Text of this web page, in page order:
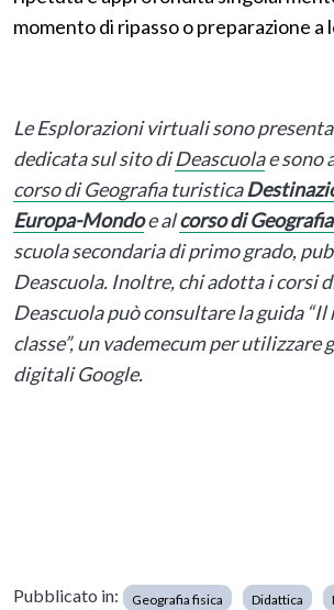
momento di ripasso o preparazione a
Le Esplorazioni virtuali sono
dedicata sul sito diDeascuolae sono
corso di Geografia turistica
Europa-Mondoe alcorso di
scuola secondaria di primo grado,
Deascuola. Inoltre, chi adotta i corsi
Deascuola può consultare la guida
classe”, un vademecum per
digitali Google.
Pubblicato in: Geografia fisica Didattica